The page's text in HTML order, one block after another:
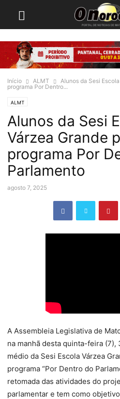
Início ALMT
Alunos da Sesi
programa Por Dentro...
ALMT
Alunos da Sesi
Várzea Grande
programa Por
Parlamento
agosto 7, 2025
A Assembleia Legislativa de
na manhã desta quinta-feira (7),
médio da Sesi Escola Várzea
programa “Por Dentro do
retomada das atividades do
parlamentar e tem como